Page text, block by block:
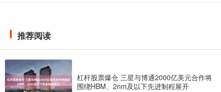
推荐阅读
杠杆股票爆仓 三星与博通2000亿美元合作将
围绕HBM、2nm及以下先进制程展开